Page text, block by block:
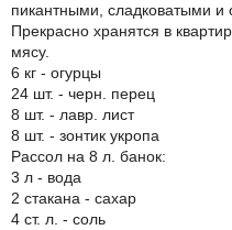
пикантными, сладковатыми и
Прекрасно хранятся в
мясу.
6 кг - огурцы
24 шт. - черн. перец
8 шт. - лавр. лист
8 шт. - зонтик укропа
Рассол на 8 л. банок:
3 л - вода
2 стакана - сахар
4 ст. л. - соль